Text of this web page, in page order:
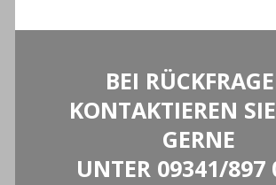
BEI
KONTAKTIEREN
GERNE
UNTER 09341/897